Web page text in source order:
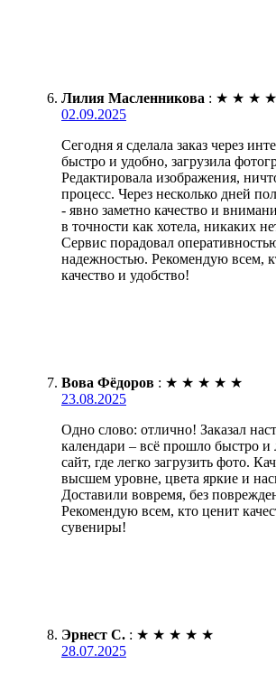
Лилия Масленникова : ★ ★ ★ ★
02.09.2025
Сегодня я сделала заказ через
быстро и удобно, загрузила
Редактировала изображения,
процесс. Через несколько дней
- явно заметно качество и
в точности как хотела, никаких
Сервис порадовал
надежностью. Рекомендую всем,
качество и удобство!
Вова Фёдоров : ★ ★ ★ ★ ★
23.08.2025
Одно слово: отлично! Заказал
календари – всё прошло быстро и
сайт, где легко загрузить фото.
высшем уровне, цвета яркие и
Доставили вовремя, без
Рекомендую всем, кто ценит
сувениры!
Эрнест С. : ★ ★ ★ ★ ★
28.07.2025